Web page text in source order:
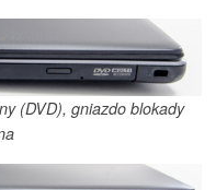
(DVD), gniazdo blokady